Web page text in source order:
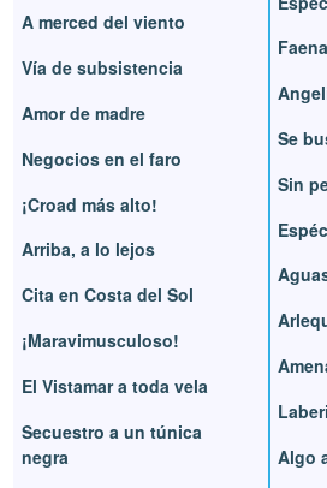
A merced del viento
Vía de subsistencia
Amor de madre
Negocios en el faro
¡Croad más alto!
Arriba, a lo lejos
Cita en Costa del Sol
¡Maravimusculoso!
El Vistamar a toda vela
Secuestro a un túnica
negra
Se
Sin
Algo